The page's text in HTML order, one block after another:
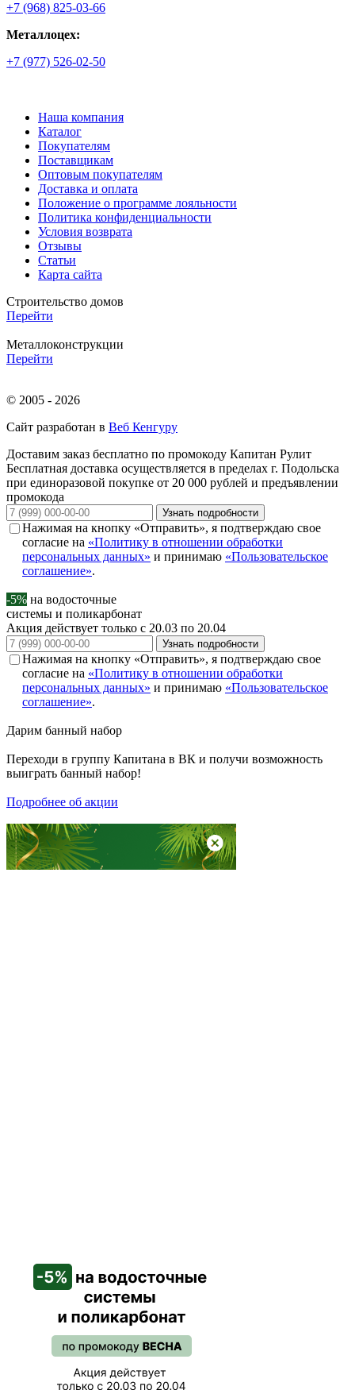
+7 (968) 825-03-66
Металлоцех:
+7 (977) 526-02-50
Наша компания
Каталог
Покупателям
Поставщикам
Оптовым покупателям
Доставка и оплата
Положение о программе лояльности
Политика конфиденциальности
Условия возврата
Отзывы
Статьи
Карта сайта
Строительство домов
Перейти
Металлоконструкции
Перейти
© 2005 - 2026
Сайт разработан в Веб Кенгуру
Доставим заказ бесплатно по промокоду Капитан Рулит
Бесплатная доставка осуществляется в пределах г. Подольска
при единоразовой покупке от 20 000 рублей и предъявлении
промокода
Узнать подробности
Нажимая на кнопку «Отправить», я подтверждаю свое
согласие на «Политику в отношении обработки
персональных данных» и принимаю «Пользовательское
соглашение».
-5% на водосточные
системы и поликарбонат
Акция действует только с 20.03 по 20.04
Узнать подробности
Нажимая на кнопку «Отправить», я подтверждаю свое
согласие на «Политику в отношении обработки
персональных данных» и принимаю «Пользовательское
соглашение».
Дарим банный набор
Переходи в группу Капитана в ВК и получи возможность
выиграть банный набор!
Подробнее об акции